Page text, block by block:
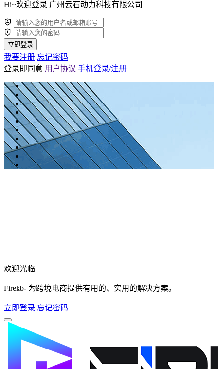
Hi~欢迎登录 广州云石动力科技有限公司
立即登录
我要注册 忘记密码
登录即同意 用户协议 手机登录/注册
欢迎光临
Firekb- 为跨境电商提供有用的、实用的解决方案。
立即登录 忘记密码